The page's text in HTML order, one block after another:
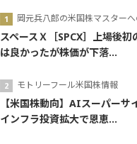
岡元兵八郎の米国株マスター
スペースＸ［SPCX］上場後
は良かったが株価が下落...
モトリーフール米国株情報
【米国株動向】AIスーパー
インフラ投資拡大で恩恵...